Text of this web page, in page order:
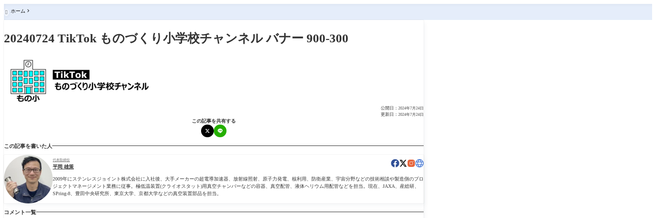
 ホーム
20240724 TikTok ものづくり小学校チャンネル バナー 900-300
公開日： 2024年7月24日
更新日： 2024年7月24日
この記事を共有する
この記事を書いた人
代表取締役
平岡 雄策
2009年にステンレスジョイント株式会社に入社後、大手メーカーの超電導加速器、放射線照射、原子力発電、核利用、防衛産業、宇宙分野などの技術相談や製造側のプロ
ジェクトマネージメント業務に従事。極低温装置(クライオスタット)用真空チャンバーなどの容器、真空配管、液体ヘリウム用配管などを担当。現在、JAXA、産総研、
SPring-8、豊田中央研究所、東京大学、京都大学などの真空装置部品を担当。
コメント一覧